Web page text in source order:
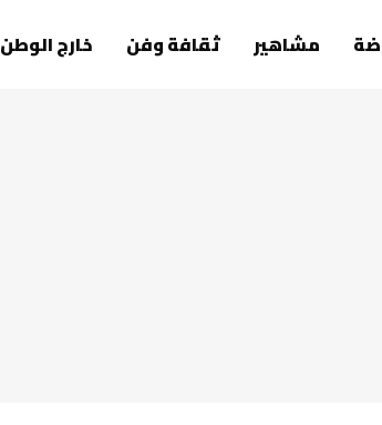
مشاهير ثقافة وفن خارج الوطن